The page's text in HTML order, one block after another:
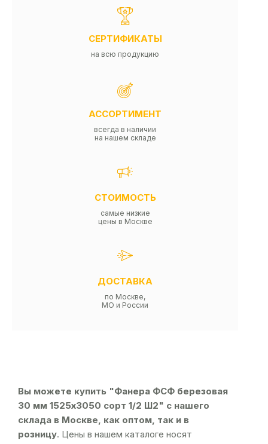
СЕРТИФИКАТЫ
на всю продукцию
АССОРТИМЕНТ
всегда в наличии
на нашем складе
СТОИМОСТЬ
самые низкие
цены в Москве
ДОСТАВКА
по Москве,
МО и России
Вы можете купить "Фанера ФСФ березовая
30 мм 1525х3050 сорт 1/2 Ш2" с нашего
склада в Москве, как оптом, так и в
розницу. Цены в нашем каталоге носят